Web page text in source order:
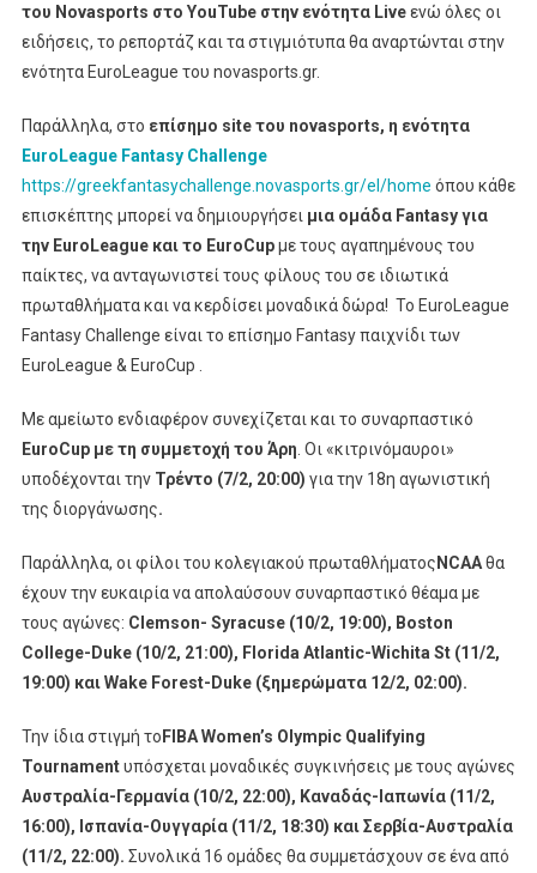
του Novasports στο YouTube στην ενότητα Liveενώ όλες οι
ειδήσεις, το ρεπορτάζ και τα στιγμιότυπα θα αναρτώνται στην
ενότητα EuroLeague του novasports.gr.
Παράλληλα, στο επίσημο site του novasports, η ενότητα
EuroLeague Fantasy Challenge
https://greekfantasychallenge.novasports.gr/el/home όπου κάθε
επισκέπτης μπορεί να δημιουργήσει μια ομάδα Fantasy για
την EuroLeague και το EuroCupμε τους αγαπημένους του
παίκτες, να ανταγωνιστεί τους φίλους του σε ιδιωτικά
πρωταθλήματα και να κερδίσει μοναδικά δώρα! Το EuroLeague
Fantasy Challenge είναι το επίσημο Fantasy παιχνίδι των
EuroLeague & EuroCup .
Με αμείωτο ενδιαφέρον συνεχίζεται και το συναρπαστικό
EuroCup με τη συμμετοχή του Άρη . Οι «κιτρινόμαυροι»
υποδέχονται την Τρέντο (7/2, 20:00) για την 18η αγωνιστική
της διοργάνωσης.
Παράλληλα, οι φίλοι του κολεγιακού πρωταθλήματος NCAAθα
έχουν την ευκαιρία να απολαύσουν συναρπαστικό θέαμα με
τους αγώνες: Clemson- Syracuse (10/2, 19:00), Boston
College-Duke (10/2, 21:00), Florida Atlantic-Wichita St (11/2,
19:00) και Wake Forest-Duke (ξημερώματα 12/2, 02:00).
Την ίδια στιγμή το FIBAWomen’s Olympic Qualifying
Tournamentυπόσχεται μοναδικές συγκινήσεις με τους αγώνες
Αυστραλία-Γερμανία (10/2, 22:00), Καναδάς-Ιαπωνία (11/2,
16:00), Ισπανία-Ουγγαρία (11/2, 18:30) και Σερβία-Αυστραλία
(11/2, 22:00). Συνολικά 16 ομάδες θα συμμετάσχουν σε ένα από